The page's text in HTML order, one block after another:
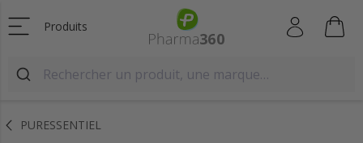
Produits
PURESSENTIEL